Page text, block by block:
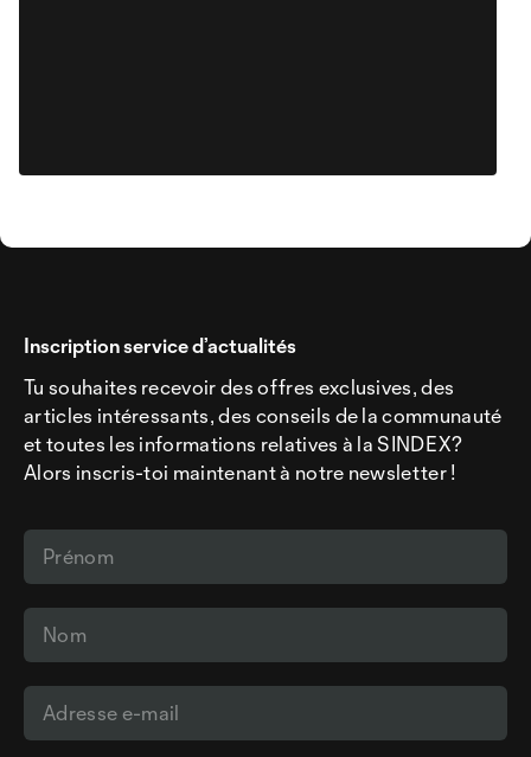
Inscription service d’actualités
Tu souhaites recevoir des offres exclusives, des
articles intéressants, des conseils de la communauté
et toutes les informations relatives à la SINDEX?
Alors inscris-toi maintenant à notre newsletter !